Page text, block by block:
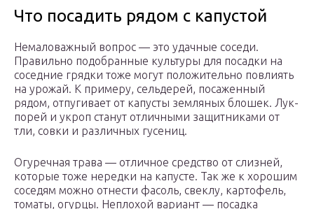
Что посадить рядом с капустой
Немаловажный вопрос — это удачные соседи.
Правильно подобранные культуры для посадки на
соседние грядки тоже могут положительно повлиять
на урожай. К примеру, сельдерей, посаженный
рядом, отпугивает от капусты земляных блошек. Лук-
порей и укроп станут отличными защитниками от
тли, совки и различных гусениц.
Огуречная трава — отличное средство от слизней,
которые тоже нередки на капусте. Так же к хорошим
соседям можно отнести фасоль, свеклу, картофель,
томаты, огурцы. Неплохой вариант — посадка